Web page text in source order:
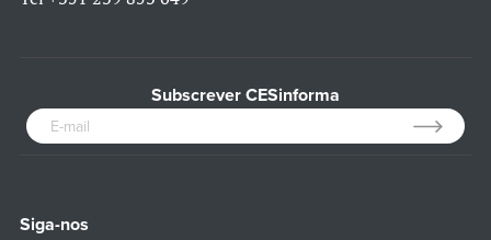
Subscrever CESinforma
Siga-nos